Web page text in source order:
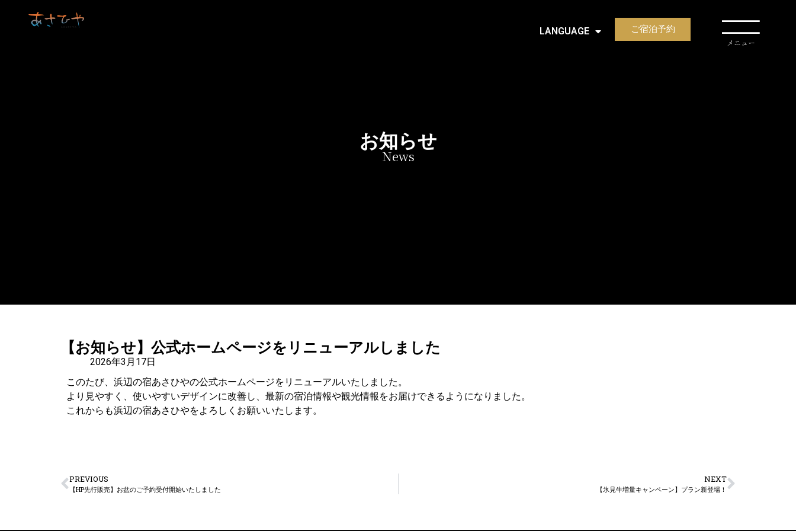
LANGUAGE ご宿泊予約
お知らせ
News
【お知らせ】公式ホームページをリニューアルしました
2026年3月17日
このたび、浜辺の宿あさひやの公式ホームページをリニューアルいたしました。
より見やすく、使いやすいデザインに改善し、最新の宿泊情報や観光情報をお届けできるようになりました。
これからも浜辺の宿あさひやをよろしくお願いいたします。
PREVIOUS
【HP先行販売】お盆のご予約受付開始いたしました
NEXT
【氷見牛増量キャンペーン】プラン新登場！